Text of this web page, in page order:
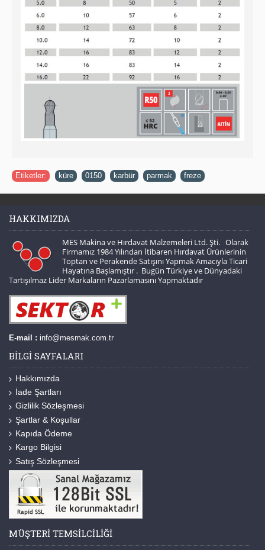
Etiketler: küre 0150 karbür parmak freze
HAKKIMIZDA
MES Makina ve Hırdavat Malzemeleri Ltd. Şti. Olarak
Firmamız 1984 Yılından İtibaren Hırdavat Ürünlerinin
Toptan ve Perakende Satışını Yapmak Amacıyla Ticari
Hayatına Başlamıştır . Bugün Türkiye ve Dünyadaki
Tartışılmaz Lider Markaların Pazarlamasını Yapmaktadır
E-mail : info@mesmak.com.tr
BILGI SAYFALARI
Hakkımızda
İade Şartları
Gizlilik Sözleşmesi
Şartlar & Koşullar
Kapıda Ödeme
Kargo Bilgisi
Satış Sözleşmesi
MÜŞTERI TEMSILCILIĞI